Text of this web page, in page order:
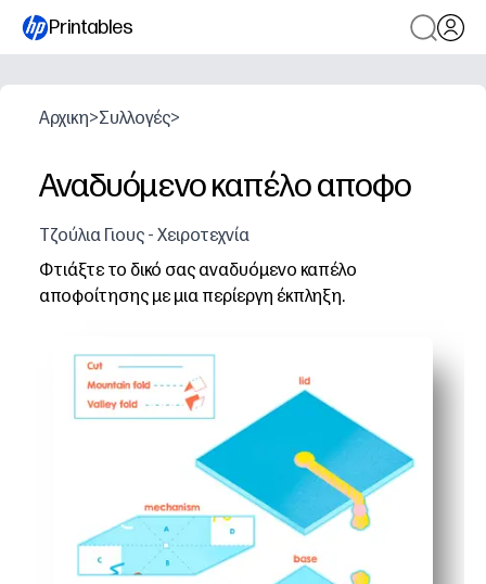
Printables
Αρχικη>Συλλογές>
Αναδυόμενο καπέλο αποφο
Τζούλια Γιους - Χειροτεχνία
Φτιάξτε το δικό σας αναδυόμενο καπέλο
αποφοίτησης με μια περίεργη έκπληξη.
Η πρακτική διασκέδαση κρατά τα παιδιά
Το περιστρεφόμενο αναδυόμενο εφέ προσθέτει μια
Εξατομικεύστε με σχολικά χρώματα, ονόματα και